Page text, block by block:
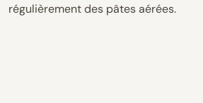
régulièrement des pâtes aérées.